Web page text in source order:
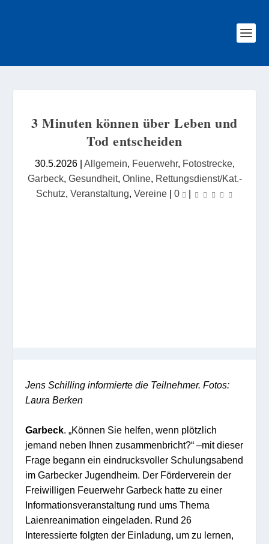
3 Minuten können über Leben und
Tod entscheiden
30.5.2026| Allgemein, Feuerwehr, Fotostrecke,
Garbeck, Gesundheit, Online, Rettungsdienst/Kat.-
Schutz, Veranstaltung, Vereine | 0 |
Jens Schilling informierte die Teilnehmer. Fotos:
Laura Berken
Garbeck. „Können Sie helfen, wenn plötzlich
jemand neben Ihnen zusammenbricht?“ –mit dieser
Frage begann ein eindrucksvoller Schulungsabend
im Garbecker Jugendheim. Der Förderverein der
Freiwilligen Feuerwehr Garbeck hatte zu einer
Informationsveranstaltung rund ums Thema
Laienreanimation eingeladen. Rund 26
Interessierte folgten der Einladung, um zu lernen,